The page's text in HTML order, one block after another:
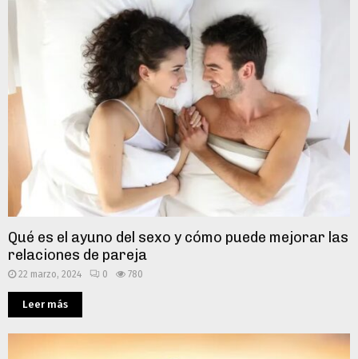
Qué es el ayuno del sexo y cómo puede mejorar las
relaciones de pareja
22 marzo, 2024 0 780
Leer más